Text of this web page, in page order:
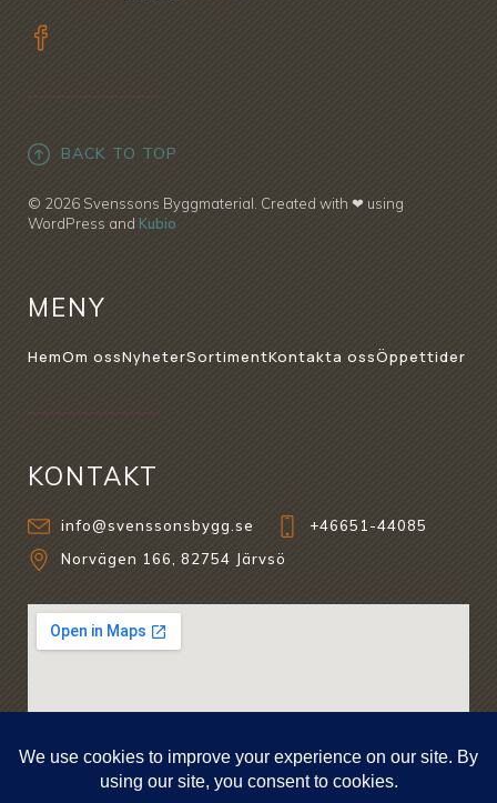
BACK TO TOP
© 2026 Svenssons Byggmaterial. Created with ❤ using
WordPress and Kubio
MENY
HemOm ossNyheterSortimentKontakta ossÖppettider
KONTAKT
info@svenssonsbygg.se
+46651-44085
Norvägen 166, 82754 Järvsö